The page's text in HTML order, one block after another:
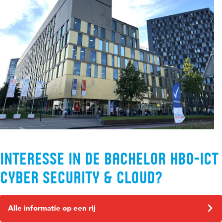
Interesse in de bachelor HBO-ict
Cyber Security & Cloud?
Alle informatie op een rij